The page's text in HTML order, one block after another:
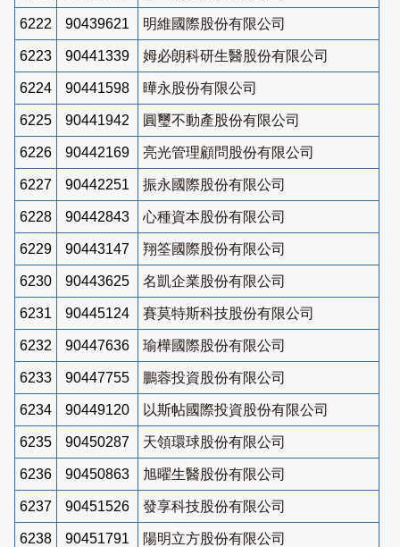
6222 90439621 明維國際股份有限公司
6223 90441339 姆必朗科研生醫股份有限公司
6224 90441598 曄永股份有限公司
6225 90441942 圓璽不動產股份有限公司
6226 90442169 亮光管理顧問股份有限公司
6227 90442251 振永國際股份有限公司
6228 90442843 心種資本股份有限公司
6229 90443147 翔筌國際股份有限公司
6230 90443625 名凱企業股份有限公司
6231 90445124 賽莫特斯科技股份有限公司
6232 90447636 瑜樺國際股份有限公司
6233 90447755 鵬蓉投資股份有限公司
6234 90449120 以斯帖國際投資股份有限公司
6235 90450287 天領環球股份有限公司
6236 90450863 旭曜生醫股份有限公司
6237 90451526 發享科技股份有限公司
6238 90451791 陽明立方股份有限公司